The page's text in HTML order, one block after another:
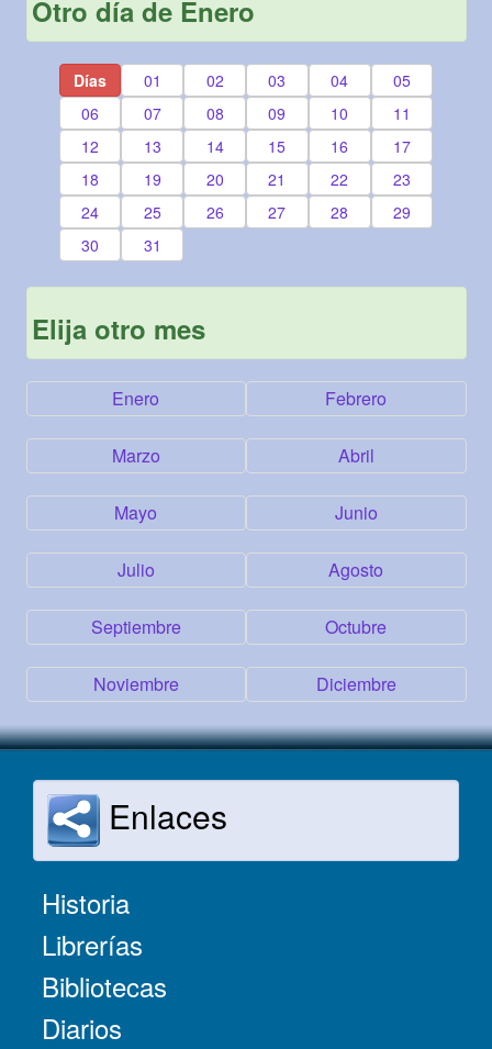
Otro día de Enero
Días 01 02 03 04
05
06
07 08 09 10
11
12
13 14 15 16
17
18
19 20 21 22
23
24
25 26 27 28
29
30
31
Elija otro mes
Enero Febrero
Marzo Abril
Mayo Junio
Julio Agosto
Septiembre Octubre
Noviembre Diciembre
Enlaces
Historia
Librerías
Bibliotecas
Diarios